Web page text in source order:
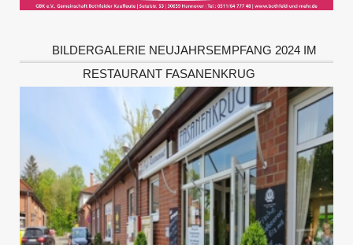
BILDERGALERIE NEUJAHRSEMPFANG 2024 IM
RESTAURANT FASANENKRUG